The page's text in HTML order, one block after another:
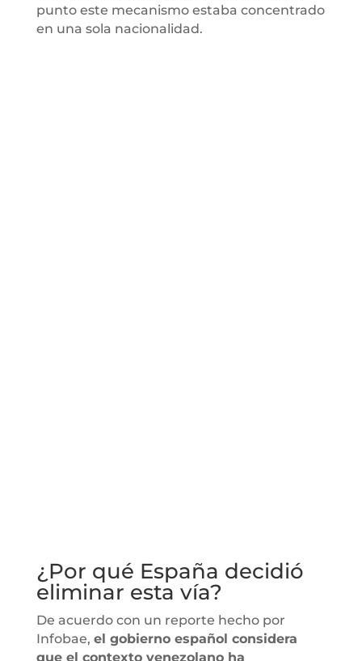
punto este mecanismo estaba concentrado
en una sola nacionalidad.
¿Por qué España decidió
eliminar esta vía?
De acuerdo con un reporte hecho por
Infobae, el gobierno español considera
que el contexto venezolano ha